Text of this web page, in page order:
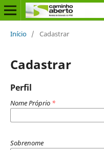
Início / Cadastrar
Cadastrar
Perfil
Nome Próprio *
Sobrenome